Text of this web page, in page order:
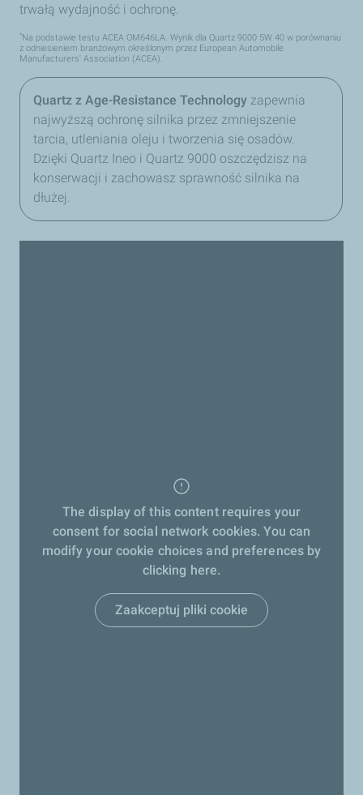
trwałą wydajność i ochronę.
*Na podstawie testu ACEA OM646LA. Wynik dla Quartz 9000 5W 40 w porównaniu
z odniesieniem branżowym określonym przez European Automobile
Manufacturers' Association (ACEA).
Quartz z Age-Resistance Technology zapewnia
najwyższą ochronę silnika przez zmniejszenie
tarcia, utleniania oleju i tworzenia się osadów.
Dzięki Quartz Ineo i Quartz 9000 oszczędzisz na
konserwacji i zachowasz sprawność silnika na
dłużej.
The display of this content requires your
consent for social network cookies. You can
modify your cookie choices and preferences by
clicking here.
Zaakceptuj pliki cookie